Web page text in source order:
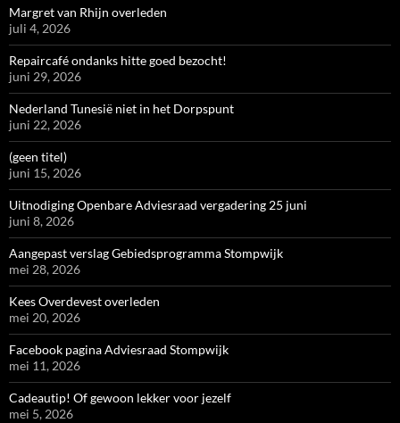
Margret van Rhijn overleden
juli 4, 2026
Repaircafé ondanks hitte goed bezocht!
juni 29, 2026
Nederland Tunesië niet in het Dorpspunt
juni 22, 2026
(geen titel)
juni 15, 2026
Uitnodiging Openbare Adviesraad vergadering 25 juni
juni 8, 2026
Aangepast verslag Gebiedsprogramma Stompwijk
mei 28, 2026
Kees Overdevest overleden
mei 20, 2026
Facebook pagina Adviesraad Stompwijk
mei 11, 2026
Cadeautip! Of gewoon lekker voor jezelf
mei 5, 2026